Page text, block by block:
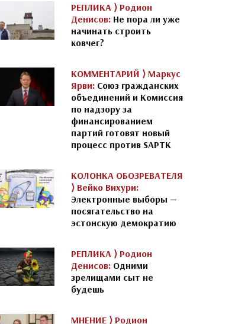
РЕПЛИКА ⟩ Родион
Денисов: Не пора ли уже
начинать строить
ковчег?
КОММЕНТАРИЙ ⟩ Маркус
Ярви: Союз гражданских
объединений и Комиссия
по надзору за
финансированием
партий готовят новый
процесс против SAPTK
КОЛОНКА ОБОЗРЕВАТЕЛЯ
⟩ Вейко Вихури:
Электронные выборы —
посягательство на
эстонскую демократию
РЕПЛИКА ⟩ Родион
Денисов: Одними
зрелищами сыт не
будешь
МНЕНИЕ ⟩ Родион